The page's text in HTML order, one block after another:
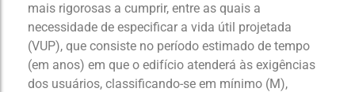
mais rigorosas a cumprir, entre as quais a
necessidade de especificar a vida útil projetada
(VUP), que consiste no período estimado de tempo
(em anos) em que o edifício atenderá às exigências
dos usuários, classificando-se em mínimo (M),